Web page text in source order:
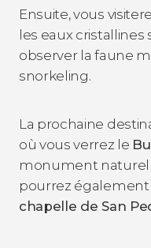
Ensuite, vous
les eaux
observer la faune
snorkeling.
La prochaine
où vous verrez le
monument naturel
pourrez
chapelle de San